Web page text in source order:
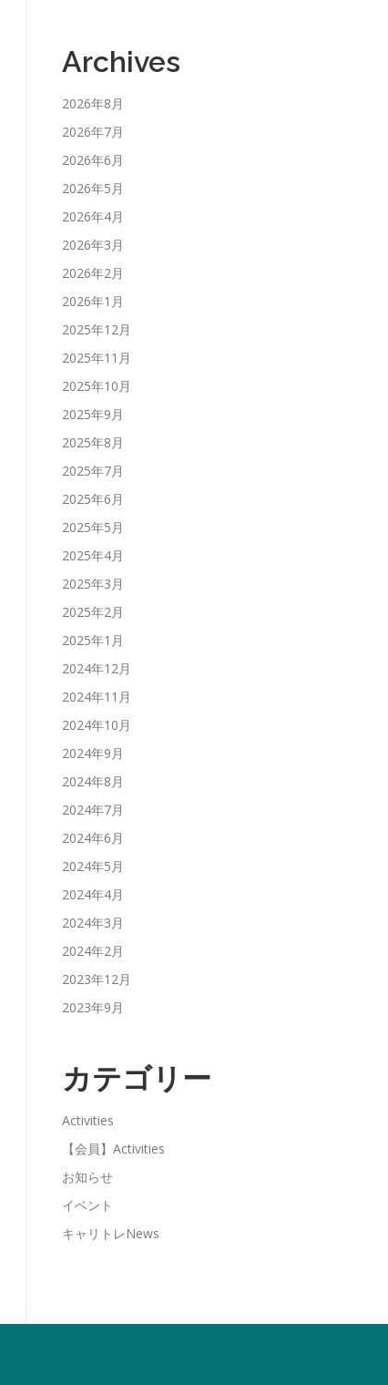
Archives
2026年8月
2026年7月
2026年6月
2026年5月
2026年4月
2026年3月
2026年2月
2026年1月
2025年12月
2025年11月
2025年10月
2025年9月
2025年8月
2025年7月
2025年6月
2025年5月
2025年4月
2025年3月
2025年2月
2025年1月
2024年12月
2024年11月
2024年10月
2024年9月
2024年8月
2024年7月
2024年6月
2024年5月
2024年4月
2024年3月
2024年2月
2023年12月
2023年9月
カテゴリー
Activities
【会員】Activities
お知らせ
イベント
キャリトレNews